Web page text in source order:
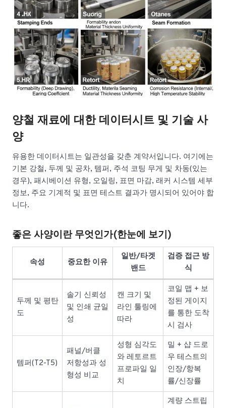
양철 재료에 대한 데이터시트 및 기술 사
양
유용한 데이터시트는 일관성을 갖춘 계약서입니다. 여기에는
기본 강철, 두께 및 공차, 템퍼, 주석 코팅 무게 및 차동(있는
경우), 패시베이션 유형, 오일링, 표면 마감, 래커 시스템 세부
정보, 주요 기계적 및 표면 테스트 결과가 명시되어 있어야 합
니다.
좋은 사양이란 무엇인가(한눈에 보기)
속성 중요한 이유
일반/타겟
밴드
검증 접근 방
식
두께 및 평탄
도
솔기 신뢰성
및 인쇄 균일
성
캔 크기 및
라인 툴링에
따라
코일 맵 + 보
정된 게이지
를 통한 도착
시 검사
템퍼(T2-T5)
패널/버클
저항성과 성
형성 비교
성형 심각도
와 레토르트
프로파일 일
치
밀 + 샵 드로
우 테스트의
인장/항복
률/신장률
계량 스트립